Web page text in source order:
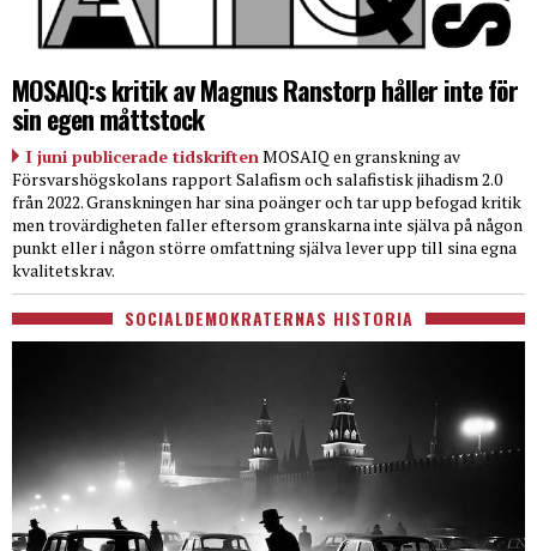
MOSAIQ:s kritik av Magnus Ranstorp håller inte för
sin egen måttstock
I juni publicerade tidskriften MOSAIQ en granskning av
Försvarshögskolans rapport Salafism och salafistisk jihadism 2.0
från 2022. Granskningen har sina poänger och tar upp befogad kritik
men trovärdigheten faller eftersom granskarna inte själva på någon
punkt eller i någon större omfattning själva lever upp till sina egna
kvalitetskrav.
SOCIALDEMOKRATERNAS HISTORIA